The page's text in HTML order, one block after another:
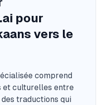
pour
vers le
comprend
et culturelles entre
traductions qui